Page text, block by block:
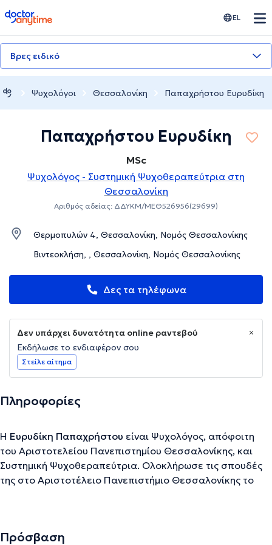
doctoranytime EL
Βρες ειδικό
Ψυχολόγοι Θεσσαλονίκη Παπαχρήστου Ευρυδίκη
Παπαχρήστου Ευρυδίκη
MSc
Ψυχολόγος - Συστημική Ψυχοθεραπεύτρια στη
Θεσσαλονίκη
Αριθμός αδείας: ΔΔΥΚΜ/ΜΕΘ526956(29699)
Θερμοπυλών 4, Θεσσαλονίκη, Νομός Θεσσαλονίκης
Βιντεοκλήση, , Θεσσαλονίκη, Νομός Θεσσαλονίκης
Δες τα τηλέφωνα
Δεν υπάρχει δυνατότητα online ραντεβού
Εκδήλωσε το ενδιαφέρον σου
Στείλε αίτημα
Πληροφορίες
Η Ευρυδίκη Παπαχρήστου είναι Ψυχολόγος, απόφοιτη
του Αριστοτελείου Πανεπιστημίου Θεσσαλονίκης, και
Συστημική Ψυχοθεραπεύτρια. Ολοκλήρωσε τις σπουδές
της στο Αριστοτέλειο Πανεπιστήμιο Θεσσαλονίκης το
Θεσσαλονίκης, όπου εκπαιδεύτηκε στις “Βασικές αρχές
Πρόσβαση